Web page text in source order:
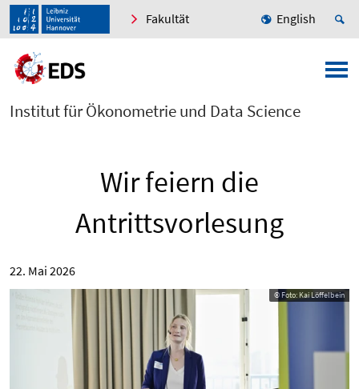
Fakultät English
Institut für Ökonometrie und Data Science
Wir feiern die
Antrittsvorlesung
22. Mai 2026
© Foto: Kai Löffelbein